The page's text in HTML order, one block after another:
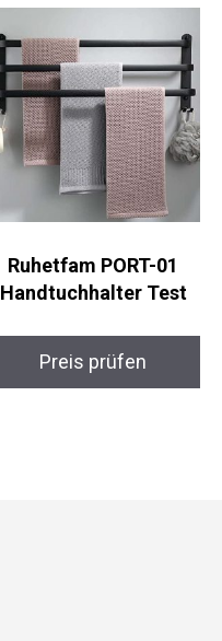
Ruhetfam PORT-01
Handtuchhalter Test
Preis prüfen